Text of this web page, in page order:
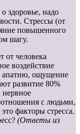
здоровье, надо
Стрессы (от
повышенного
шагу.
от человека
воздействие
апатию, ощущение
развитие 80%
нервное
с людьми,
факторы стресса.
(Ответы из